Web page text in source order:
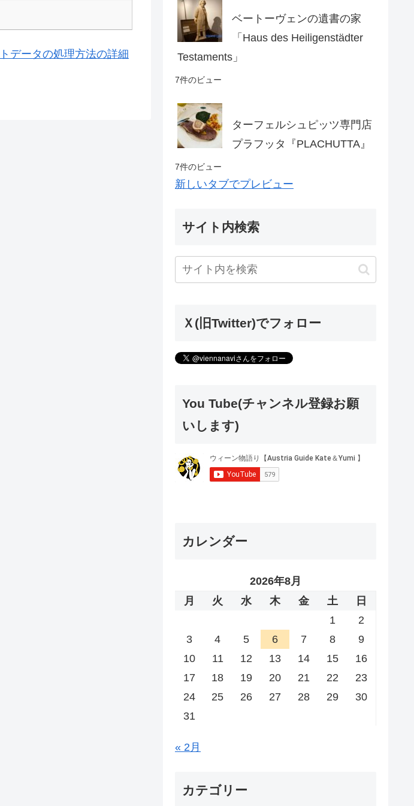
データの処理方法の詳細
ベートーヴェンの遺書の家
「Haus des Heiligenstädter
Testaments」
7件のビュー
ターフェルシュピッツ専門店
プラフッタ『PLACHUTTA』
7件のビュー
新しいタブでプレビュー
サイト内検索
Ｘ(旧Twitter)でフォロー
You Tube(チャンネル登録お願
いします)
カレンダー
2026年8月
月
火 水 木 金 土
日
1
2
3
4 5 6 7 8
9
10
11 12 13 14 15
16
17
18 19 20 21 22
23
24
25 26 27 28 29
30
31
« 2月
カテゴリー